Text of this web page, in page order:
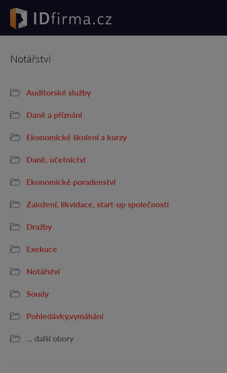
Notářství
Auditorské služby
Daně a příznání
Ekonomické školení a kurzy
Daně, učetníctví
Ekonomické poradenství
Založení, likvidace, start-up společnosti
Dražby
Exekuce
Notářství
Soudy
Pohledávky,vymáhání
... další obory